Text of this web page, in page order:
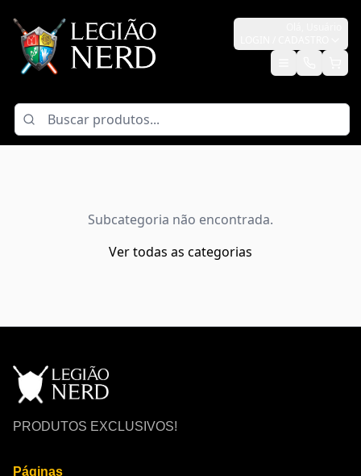
Subcategoria não encontrada.
Ver todas as categorias
PRODUTOS EXCLUSIVOS!
Páginas